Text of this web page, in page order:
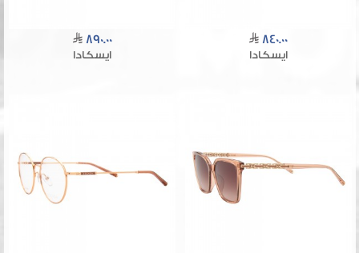
840.00
ايسكادا
890.00
ايسكادا